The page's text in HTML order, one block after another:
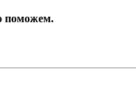
поможем.